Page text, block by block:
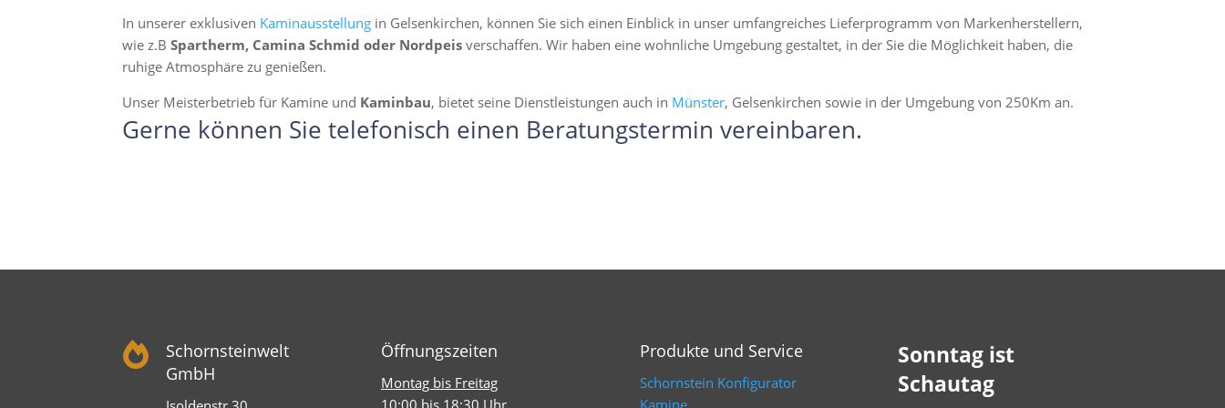
In unserer exklusiven Kaminausstellung in Gelsenkirchen, können Sie sich einen Einblick in unser umfangreiches Lieferprogramm von Markenherstellern,
wie z.BSpartherm, Camina Schmid oder Nordpeis verschaffen. Wir haben eine wohnliche Umgebung gestaltet, in der Sie die Möglichkeit haben, die
ruhige Atmosphäre zu genießen.
Unser Meisterbetrieb für Kamine und Kaminbau, bietet seine Dienstleistungen auch in Münster, Gelsenkirchen sowie in der Umgebung von 250Km an.
Gerne können Sie telefonisch einen Beratungstermin vereinbaren.

Schornsteinwelt
GmbH
Öffnungszeiten
Montag bis Freitag
Produkte und Service
Schornstein Konfigurator
Sonntag ist
Schautag